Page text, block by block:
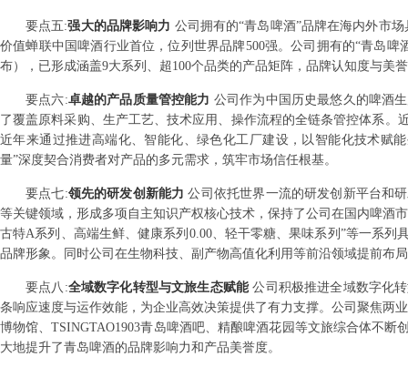
要点五:强大的品牌影响力 公司拥有的“青岛啤酒”品牌在海内外市
价值蝉联中国啤酒行业首位，位列世界品牌500强。公司拥有的“青岛
布），已形成涵盖9大系列、超100个品类的产品矩阵，品牌认知度与美
要点六:卓越的产品质量管控能力 公司作为中国历史最悠久的啤酒
了覆盖原料采购、生产工艺、技术应用、操作流程的全链条管控体系
近年来通过推进高端化、智能化、绿色化工厂建设，以智能化技术赋
量”深度契合消费者对产品的多元需求，筑牢市场信任根基。
要点七:领先的研发创新能力公司依托世界一流的研发创新平台和
等关键领域，形成多项自主知识产权核心技术，保持了公司在国内啤酒
古特A系列、高端生鲜、健康系列0.00、轻干零糖、果味系列”等一系
品牌形象。同时公司在生物科技、副产物高值化利用等前沿领域提前布
要点 八 :全域数字化转型与文旅生态赋能公司积极推进全域数字化
条响应速度与运作效能，为企业高效决策提供了有力支撑。公司聚焦两
博物馆、TSINGTAO1903青岛啤酒吧、精酿啤酒花园等文旅综合体不
大地提升了青岛啤酒的品牌影响力和产品美誉度。